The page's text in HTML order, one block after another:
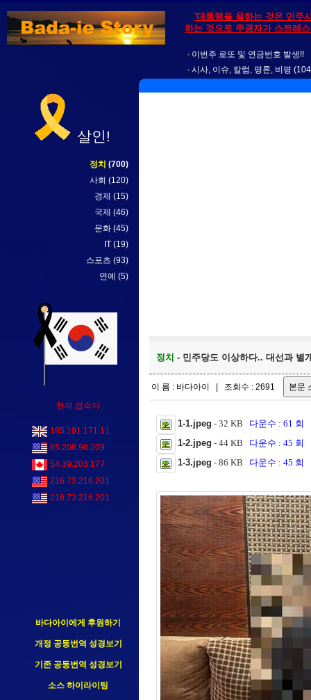
'대통령을 욕하는 것은 민주
하는 것으로 주권자가 스트레
이번주 로또 및 연금번호 발생!!
시사, 이슈, 칼럼, 평론, 비평
살인!
정치 (700)
사회 (120)
경제 (15)
국제 (46)
문화 (45)
IT (19)
스포츠 (93)
연예 (5)
현재 접속자
185.191.171.11
85.208.96.209
54.39.203.177
216.73.216.201
216.73.216.201
바다아이에게 후원하기
개정 공동번역 성경보기
기존 공동번역 성경보기
소스 하이라이팅
정치 - 민주당도 이상하다.. 대선과 별
이 름 : 바다아이 | 조회수 : 2691
1-1.jpeg - 32 KB 다운수 : 61 회
1-2.jpeg - 44 KB 다운수 : 45 회
1-3.jpeg - 86 KB 다운수 : 45 회